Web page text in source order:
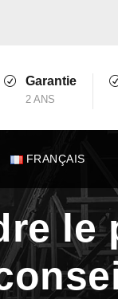
Garantie
2 ANS
FRANÇAIS
le